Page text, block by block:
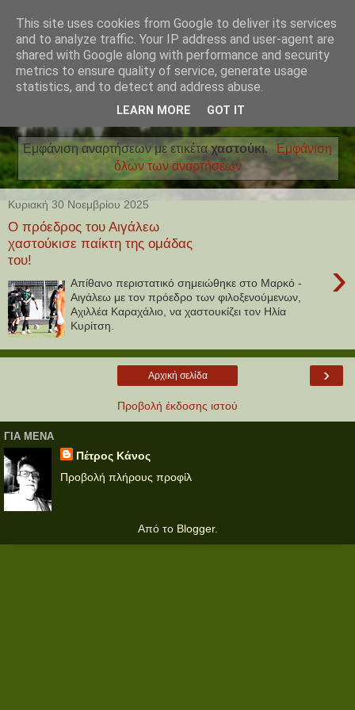
Εμφάνιση αναρτήσεων με ετικέταχαστούκι.
Εμφάνιση
όλων των αναρτήσεων
Κυριακή 30 Νοεμβρίου 2025
Ο πρόεδρος του Αιγάλεω
χαστούκισε παίκτη της ομάδας
του!
›
Απίθανο περιστατικό σημειώθηκε στο Μαρκό -
Αιγάλεω με τον πρόεδρο των φιλοξενούμενων,
Αχιλλέα Καραχάλιο, να χαστουκίζει τον Ηλία
Κυρίτση.
›
Αρχική σελίδα
Προβολή έκδοσης ιστού
ΓΙΑ ΜΕΝΑ
Πέτρος Κάνος
Προβολή πλήρους προφίλ
Από το Blogger.
This site uses cookies from Google to deliver its services
and to analyze traffic. Your IP address and user-agent are
shared with Google along with performance and security
metrics to ensure quality of service, generate usage
statistics, and to detect and address abuse.
LEARN MORE GOT IT